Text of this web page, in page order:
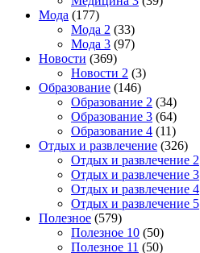
Мода (177)
Мода 2 (33)
Мода 3 (97)
Новости (369)
Новости 2 (3)
Образование (146)
Образование 2 (34)
Образование 3 (64)
Образование 4 (11)
Отдых и развлечение (326)
Отдых и развлечение 2
Отдых и развлечение 3
Отдых и развлечение 4
Отдых и развлечение 5
Полезное (579)
Полезное 10 (50)
Полезное 11 (50)